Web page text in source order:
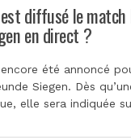
diffusé le match
en direct ?
encore été annoncé
Siegen. Dès
elle sera indiquée